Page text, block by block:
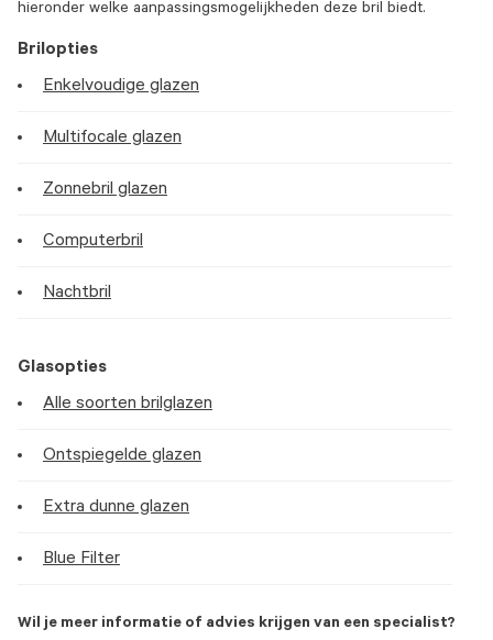
hieronder welke aanpassingsmogelijkheden deze bril biedt.
Brilopties
Enkelvoudige glazen
Multifocale glazen
Zonnebril glazen
Computerbril
Nachtbril
Glasopties
Alle soorten brilglazen
Ontspiegelde glazen
Extra dunne glazen
Blue Filter
Wil je meer informatie of advies krijgen van een specialist?